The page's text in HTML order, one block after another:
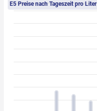
E5 Preise nach Tageszeit pro Liter